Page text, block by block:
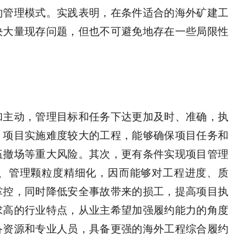
理模式。实践表明，在条件适合的海外矿建工
量现存问题，但也不可避免地存在一些局限性
动，管理目标和任务下达更加及时、准确，执
目实施难度较大的工程，能够确保项目任务和
场等重大风险。其次，更有条件实现项目管理
管理颗粒度精细化，因而能够对工程进度、质
，同时降低安全事故带来的损工，提高项目执
的行业特点，从业主希望加强履约能力的角度
源和专业人员，具备更强的海外工程综合履约